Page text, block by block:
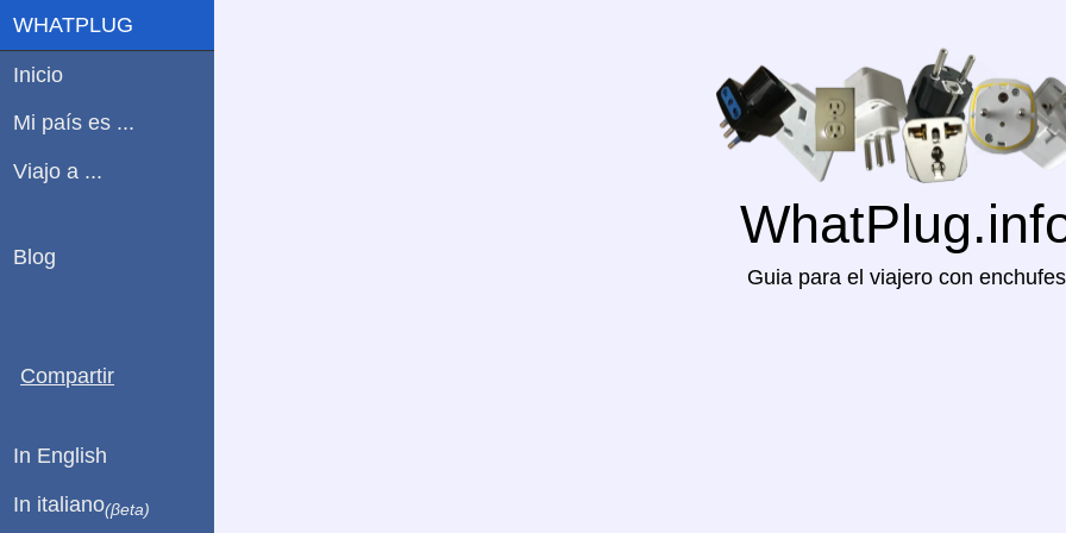
Guia para el viajero con enchufes
WHATPLUG
Inicio
Mi país es ...
Viajo a ...
Blog
Compartir
In English
In italiano(βeta)